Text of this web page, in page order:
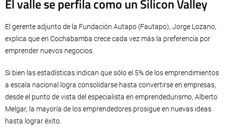
El valle se perfila como un Silicon Valley
El gerente adjunto de la Fundación Autapo (Fautapo), Jorge Lozano,
explica que en Cochabamba crece cada vez más la preferencia por
emprender nuevos negocios.
Si bien las estadísticas indican que sólo el 5% de los emprendimientos
a escala nacional logra consolidarse hasta convertirse en empresas,
desde el punto de vista del especialista en emprendedurismo, Alberto
Melgar, la mayoría de los emprendedores prosigue en nuevas ideas
hasta lograr éxito.